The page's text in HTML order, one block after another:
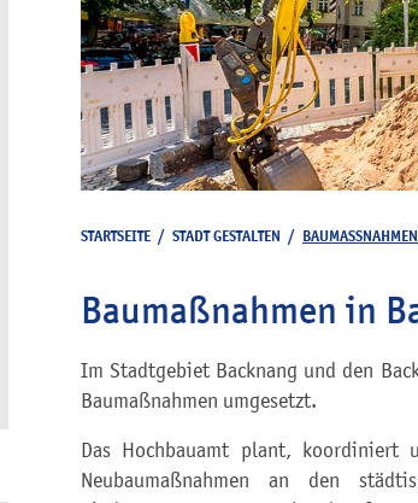
STARTSEITE / STADT GESTALTEN / BAUMASSNAHMEN
Baumaßnahmen in
Im Stadtgebiet Backnang und den
Baumaßnahmen umgesetzt.
Das Hochbauamt plant, koordiniert
Neubaumaßnahmen an den